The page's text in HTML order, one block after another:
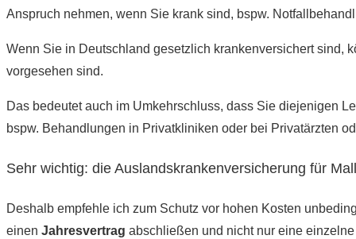
Anspruch nehmen, wenn Sie krank sind, bspw.
Wenn Sie in Deutschland gesetzlich krankenversichert sind,
vorgesehen sind.
Das bedeutet auch im Umkehrschluss, dass Sie diejenigen
bspw. Behandlungen in Privatkliniken oder bei Privatärzten
Sehr wichtig: die Auslandskrankenversicherung für
Deshalb empfehle ich zum Schutz vor hohen Kosten
einen Jahresvertrag abschließen und nicht nur eine